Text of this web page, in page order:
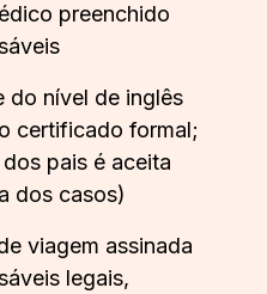
preenchido
do nível de inglês
certificado formal;
pais é aceita
dos casos)
viagem assinada
legais,